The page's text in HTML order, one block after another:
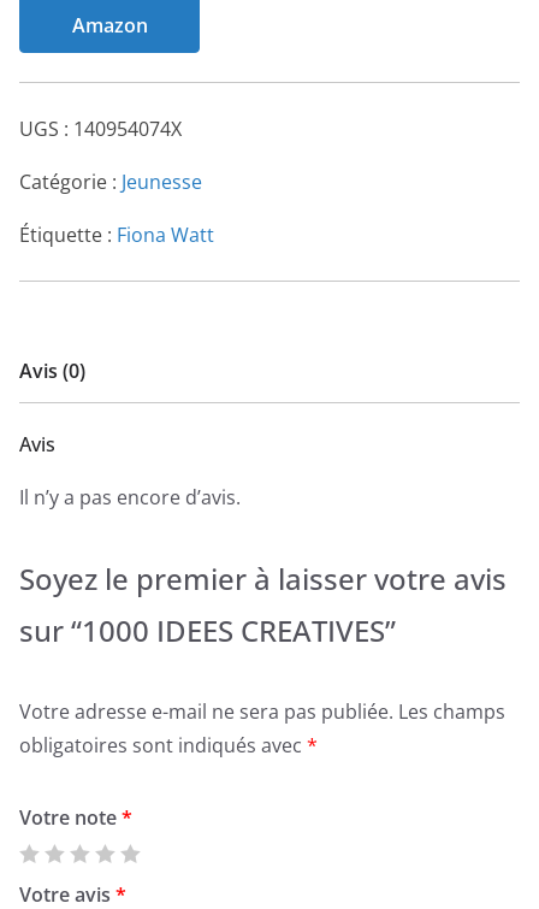
Amazon
UGS : 140954074X
Catégorie : Jeunesse
Étiquette : Fiona Watt
Avis (0)
Avis
Il n’y a pas encore d’avis.
Soyez le premier à laisser votre avis
sur “1000 IDEES CREATIVES”
Votre adresse e-mail ne sera pas publiée. Les champs
obligatoires sont indiqués avec *
Votre note*
Votre avis *